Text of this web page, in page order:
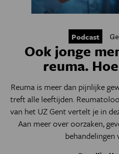
Podcast
Ook jonge
reuma.
Reuma is meer dan pijnlijke
treft alle leeftijden.
van het UZ Gent vertelt je in
Aan meer over oorzaken,
behandelingen